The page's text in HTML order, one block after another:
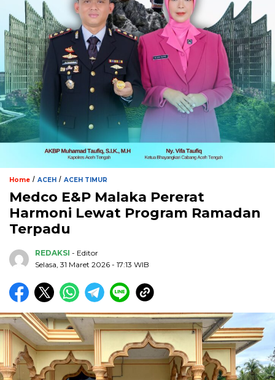
Home / ACEH / ACEH TIMUR
Medco E&P Malaka Pererat
Harmoni Lewat Program Ramadan
Terpadu
REDAKSI - Editor
Selasa, 31 Maret 2026 - 17:13 WIB